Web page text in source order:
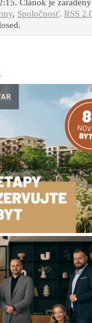
Článok je
, Spoločnosť. RSS